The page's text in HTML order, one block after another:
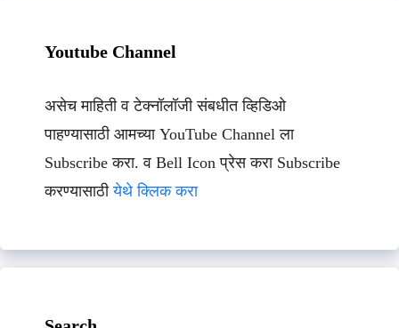
Youtube Channel
असेच माहिती व टेक्नॉलॉजी संबधीत व्हिडिओ
पाहण्यासाठी आमच्या YouTube Channel ला
Subscribe करा. व Bell Icon प्रेस करा Subscribe
करण्यासाठीयेथे क्लिक करा